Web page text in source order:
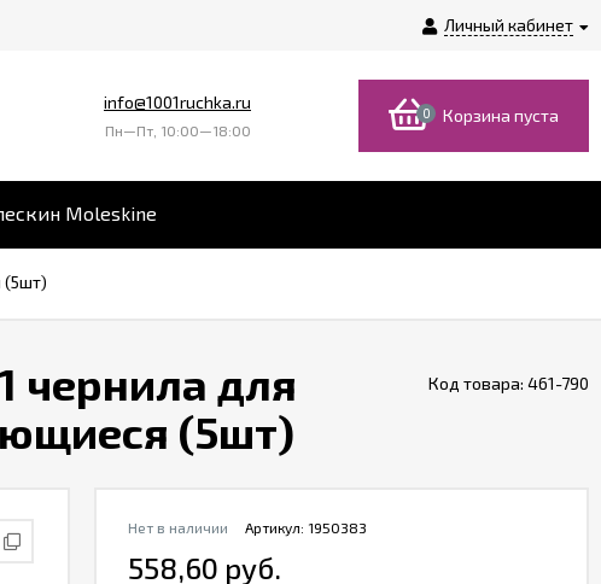
Личный кабинет
info@1001ruchka.ru
Пн—Пт, 10:00—18:00
0 Корзина пуста
Moleskine
(5шт)
чернила для
(5шт)
Код товара: 461-790
Артикул: 1950383
Нет в наличии
558,60 руб.